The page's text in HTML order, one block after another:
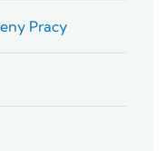
Pracy